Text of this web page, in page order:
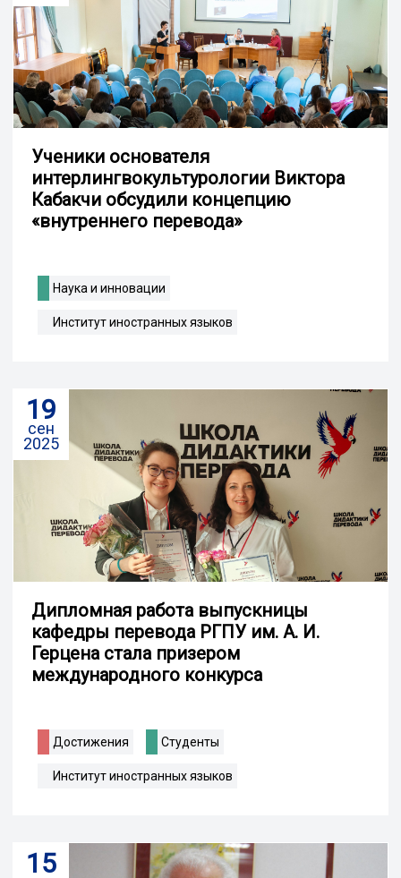
Ученики основателя
интерлингвокультурологии Виктора
Кабакчи обсудили концепцию
«внутреннего перевода»
Наука и инновации
Институт иностранных языков
19
сен
2025
Дипломная работа выпускницы
кафедры перевода РГПУ им. А. И.
Герцена стала призером
международного конкурса
Достижения Студенты
Институт иностранных языков
15